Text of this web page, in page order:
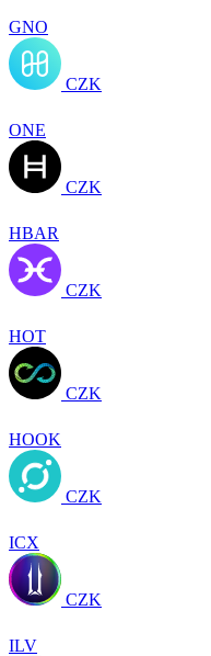
GNO
CZK
ONE
CZK
HBAR
CZK
HOT
CZK
HOOK
CZK
ICX
CZK
ILV